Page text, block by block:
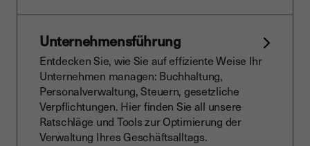
Unternehmensführung
Entdecken Sie, wie Sie auf effiziente Weise Ihr
Unternehmen managen: Buchhaltung,
Personalverwaltung, Steuern, gesetzliche
Verpflichtungen. Hier finden Sie all unsere
Ratschläge und Tools zur Optimierung der
Verwaltung Ihres Geschäftsalltags.